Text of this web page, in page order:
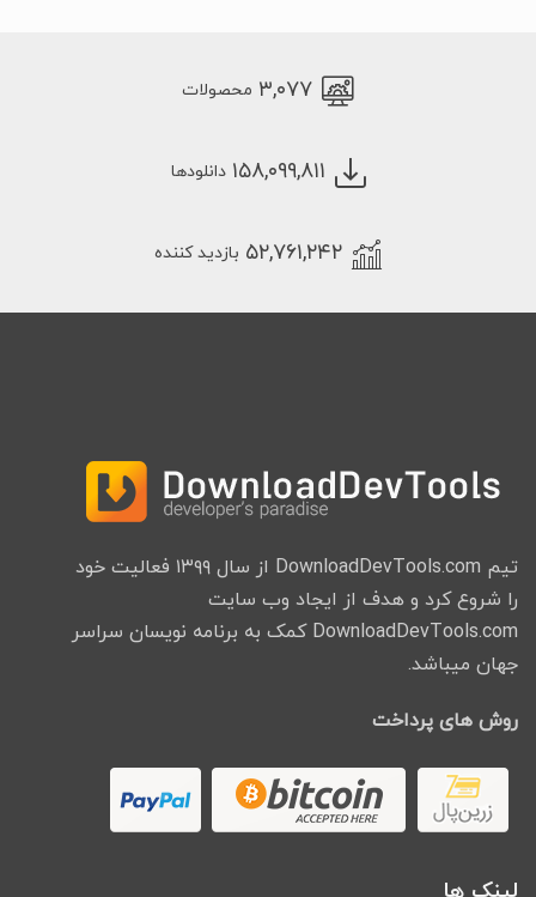
۳,۰۷۷ محصولات
۱۵۸,۰۹۹,۸۱۱ دانلودها
۵۲,۷۶۱,۲۴۲ بازدید کننده
تیم DownloadDevTools.com از سال ۱۳۹۹ فعالیت خود
را شروع کرد و هدف از ایجاد وب سایت
DownloadDevTools.com کمک به برنامه نویسان سراسر
جهان میباشد.
روش های پرداخت